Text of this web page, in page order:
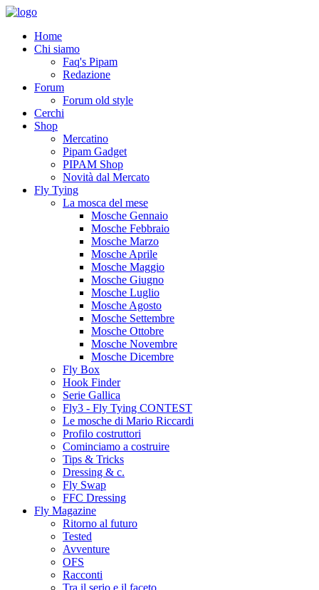
Home
Chi siamo
Faq's Pipam
Redazione
Forum
Forum old style
Cerchi
Shop
Mercatino
Pipam Gadget
PIPAM Shop
Novità dal Mercato
Fly Tying
La mosca del mese
Mosche Gennaio
Mosche Febbraio
Mosche Marzo
Mosche Aprile
Mosche Maggio
Mosche Giugno
Mosche Luglio
Mosche Agosto
Mosche Settembre
Mosche Ottobre
Mosche Novembre
Mosche Dicembre
Fly Box
Hook Finder
Serie Gallica
Fly3 - Fly Tying CONTEST
Le mosche di Mario Riccardi
Profilo costruttori
Cominciamo a costruire
Tips & Tricks
Dressing & c.
Fly Swap
FFC Dressing
Fly Magazine
Ritorno al futuro
Tested
Avventure
OFS
Racconti
Tra il serio e il faceto